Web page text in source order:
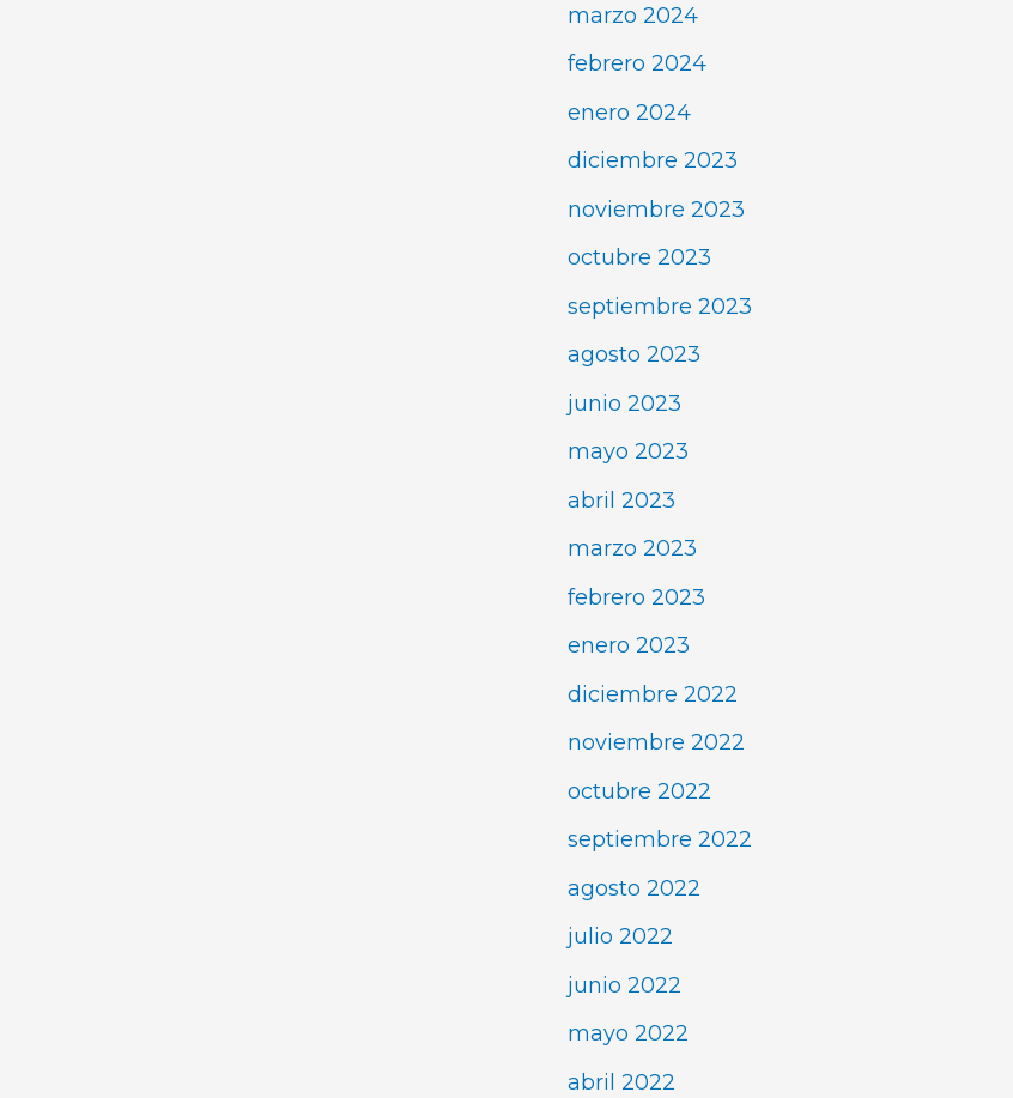
marzo 2024
febrero 2024
enero 2024
diciembre 2023
noviembre 2023
octubre 2023
septiembre 2023
agosto 2023
junio 2023
mayo 2023
abril 2023
marzo 2023
febrero 2023
enero 2023
diciembre 2022
noviembre 2022
octubre 2022
septiembre 2022
agosto 2022
julio 2022
junio 2022
mayo 2022
abril 2022